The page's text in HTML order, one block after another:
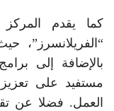
كما يقدم المركز
مستفيد على
العمل. فضلا عن